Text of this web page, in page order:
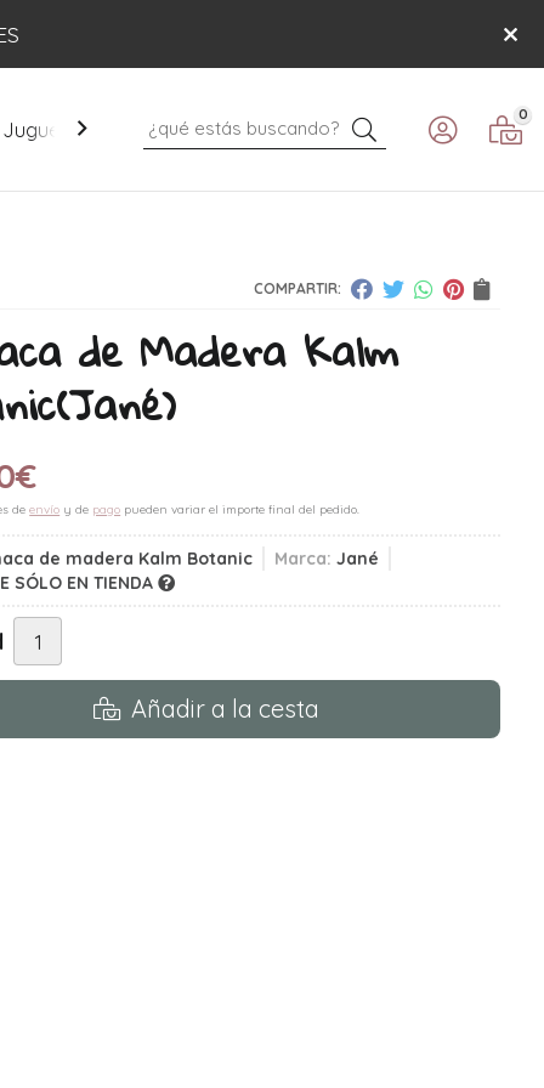
Juguetes Mobiliario Paseo Verano
Buscar 0
COMPARTIR:
de Madera Kalm
(Jané)
€
deenvío y de pago pueden variar el importe final del pedido.
de madera Kalm Botanic Marca: Jané
SÓLO EN TIENDA
Añadir a la cesta